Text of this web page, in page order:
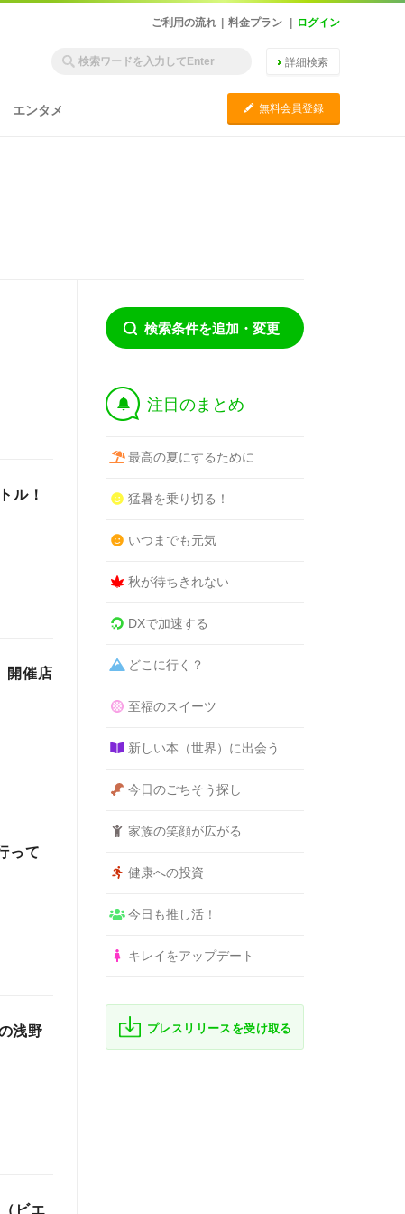
ご利用の流れ 料金プラン ログイン
詳細検索
エンタメ C 無料会員登録
ル！
開催店
って
浅野
ビエ
検索条件を追加・変更
† 注目のまとめ
最高の夏にするために
猛暑を乗り切る！
いつまでも元気
秋が待ちきれない
DXで加速する
どこに行く？
至福のスイーツ
新しい本（世界）に出会う
今日のごちそう探し
家族の笑顔が広がる
健康への投資
今日も推し活！
キレイをアップデート
プレスリリースを受け取る